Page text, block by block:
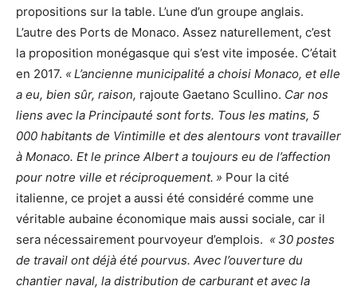
propositions sur la table. L’une d’un groupe anglais.
L’autre des Ports de Monaco. Assez naturellement, c’est
la proposition monégasque qui s’est vite imposée. C’était
en 2017. « L’ancienne municipalité a choisi Monaco, et elle
a eu, bien sûr, raison, rajoute Gaetano Scullino. Car nos
liens avec la Principauté sont forts. Tous les matins, 5
000 habitants de Vintimille et des alentours vont travailler
à Monaco. Et le prince Albert a toujours eu de l’affection
pour notre ville et réciproquement. » Pour la cité
italienne, ce projet a aussi été considéré comme une
véritable aubaine économique mais aussi sociale, car il
sera nécessairement pourvoyeur d’emplois. « 30 postes
de travail ont déjà été pourvus. Avec l’ouverture du
chantier naval, la distribution de carburant et avec la